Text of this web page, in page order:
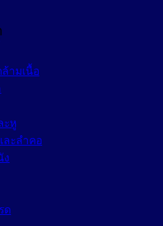
ามเนื้อ
ะหู
ละลำคอ
ง
ด